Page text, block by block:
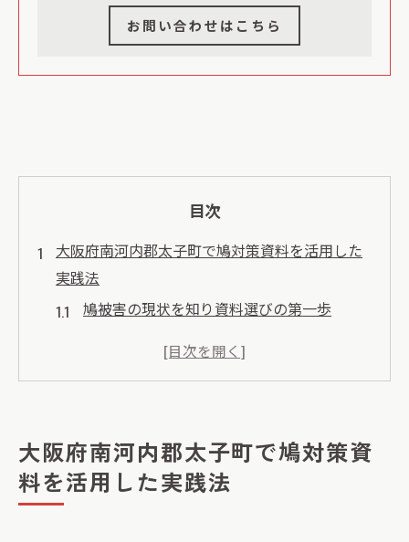
お問い合わせはこちら
目次
大阪府南河内郡太子町で鳩対策資料を活用した
実践法
鳩被害の現状を知り資料選びの第一歩
鳩対策資料を活かす太子町の具体策
鳩の被害抑制に役立つ資料入手と活用方法
信頼できる鳩被害資料の入手先ガイド
大阪府南河内郡太子町で鳩対策資
料を活用した実践法